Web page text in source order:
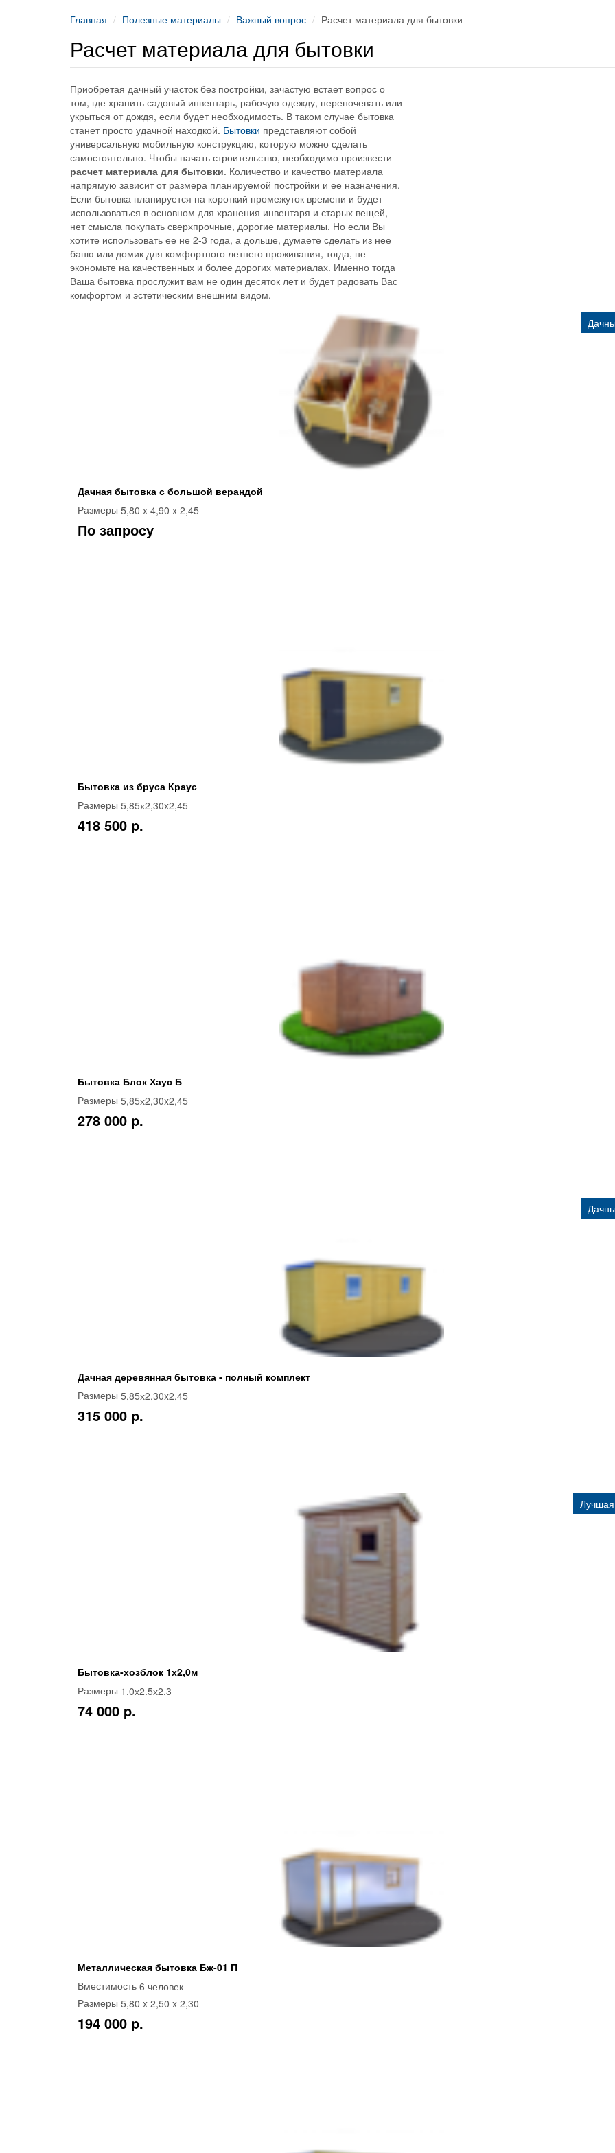
Главная Полезные материалы Важный вопрос Расчет материала для бытовки
Расчет материала для бытовки
Приобретая дачный участок без постройки, зачастую встает вопрос о
том, где хранить садовый инвентарь, рабочую одежду, переночевать или
укрыться от дождя, если будет необходимость. В таком случае бытовка
станет просто удачной находкой. Бытовки представляют собой
универсальную мобильную конструкцию, которую можно сделать
самостоятельно. Чтобы начать строительство, необходимо произвести
расчет материала для бытовки. Количество и качество материала
напрямую зависит от размера планируемой постройки и ее назначения.
Если бытовка планируется на короткий промежуток времени и будет
использоваться в основном для хранения инвентаря и старых вещей,
нет смысла покупать сверхпрочные, дорогие материалы. Но если Вы
хотите использовать ее не 2-3 года, а дольше, думаете сделать из нее
баню или домик для комфортного летнего проживания, тогда, не
экономьте на качественных и более дорогих материалах. Именно тогда
Ваша бытовка прослужит вам не один десяток лет и будет радовать Вас
комфортом и эстетическим внешним видом.
Дачная бытовка с большой верандой
Размеры 5,80 x 4,90 x 2,45
По запросу
Бытовка из бруса Краус
Размеры 5,85х2,30x2,45
418 500 p.
Бытовка Блок Хаус Б
Размеры 5,85х2,30x2,45
278 000 p.
Дачная деревянная бытовка - полный комплект
Размеры 5,85х2,30x2,45
315 000 p.
Бытовка-хозблок 1х2,0м
Размеры 1.0х2.5х2.3
74 000 p.
Металлическая бытовка Бж-01 П
Вместимость 6 человек
Размеры 5,80 x 2,50 x 2,30
194 000 p.